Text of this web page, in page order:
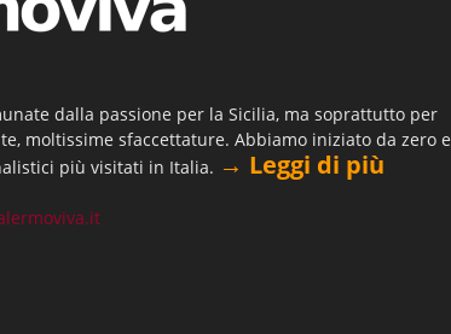
dalla passione per la Sicilia, ma soprattutto per
moltissime sfaccettature. Abbiamo iniziato da zero e
più visitati in Italia. → Leggi di più